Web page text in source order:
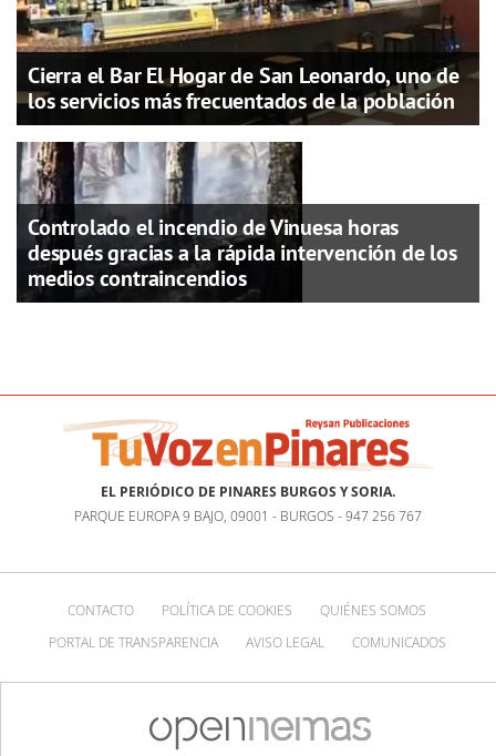
Cierra el Bar El Hogar de San Leonardo, uno de
los servicios más frecuentados de la población
Controlado el incendio de Vinuesa horas
después gracias a la rápida intervención de los
medios contraincendios
EL PERIÓDICO DE PINARES BURGOS Y SORIA.
PARQUE EUROPA 9 BAJO, 09001 - BURGOS - 947 256 767
CONTACTO POLÍTICA DE COOKIES
QUIÉNES SOMOS
PORTAL DE TRANSPARENCIA
AVISO LEGAL COMUNICADOS